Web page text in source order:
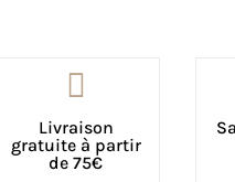

Livraison
gratuite à partir
de 75€